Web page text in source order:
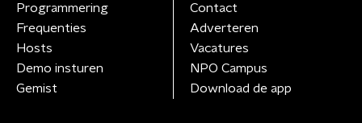
Programmering
Frequenties
Hosts
Demo insturen
Gemist
Contact
Adverteren
Vacatures
NPO Campus
Download de app